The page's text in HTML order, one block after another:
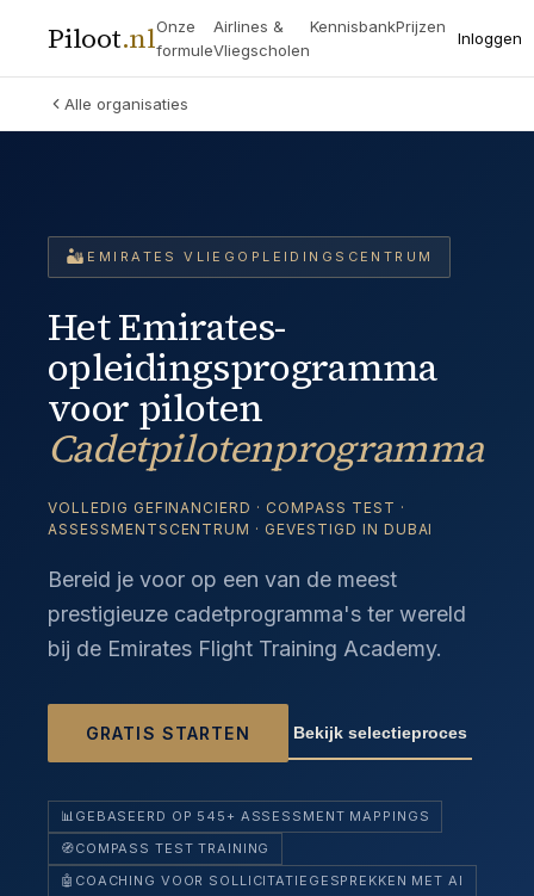
Piloot.nlOnze
formule
Airlines &
Vliegscholen
KennisbankPrijzen
Inloggen
Alle organisaties
🏜️ EMIRATES VLIEGOPLEIDINGSCENTRUM
Het Emirates-
opleidingsprogramma
voor piloten
Cadetpilotenprogramma
VOLLEDIG GEFINANCIERD · COMPASS TEST ·
ASSESSMENTSCENTRUM · GEVESTIGD IN DUBAI
Bereid je voor op een van de meest
prestigieuze cadetprogramma's ter wereld
bij de Emirates Flight Training Academy.
GRATIS STARTEN Bekijk selectieproces
📊 GEBASEERD OP 545+ ASSESSMENT MAPPINGS
🧭COMPASS TEST TRAINING
🤖 COACHING VOOR SOLLICITATIEGESPREKKEN MET AI